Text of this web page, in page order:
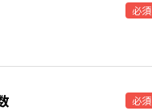
必須
必須